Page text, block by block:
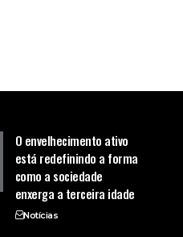
O envelhecimento ativo
está redefinindo a forma
como a sociedade
enxerga a terceira idade
Notícias